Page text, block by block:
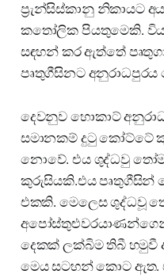
ප්‍රැන්සිස්කානු නිකායට
කතෝලික පියතුමෙකි.
සඳහන් කර ඇත්තේ
පෘතුගීසිනට
දෙවනුව හොකාට්
සමානකම් දුටු කෝට්ටේ
නොවේ. එය ශුද්ධවු
කුරුසියකි.එය පෘතුගීසින්
එකකි. මෙලෙස ශුද්ධවූ
දෙකක් ලක්බිම තිබී හමුවී
මෙය සටහන් කොට ඇත.